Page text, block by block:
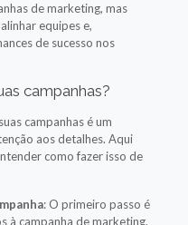
de marketing, mas
equipes e,
de sucesso nos
campanhas?
campanhas é um
aos detalhes. Aqui
como fazer isso de
: O primeiro passo é
à campanha de marketing.